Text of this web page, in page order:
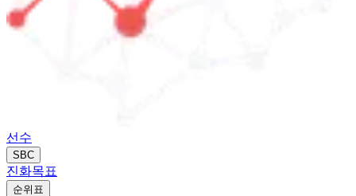
선수
SBC
진화목표
순위표